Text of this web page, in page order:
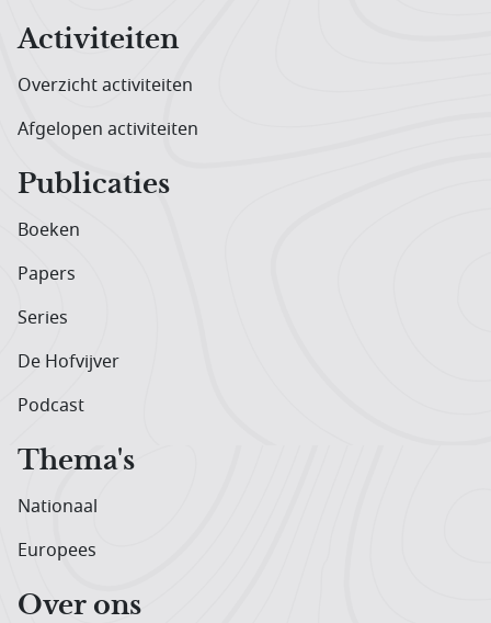
Activiteiten
Overzicht activiteiten
Afgelopen activiteiten
Publicaties
Boeken
Papers
Series
De Hofvijver
Podcast
Thema's
Nationaal
Europees
Over ons